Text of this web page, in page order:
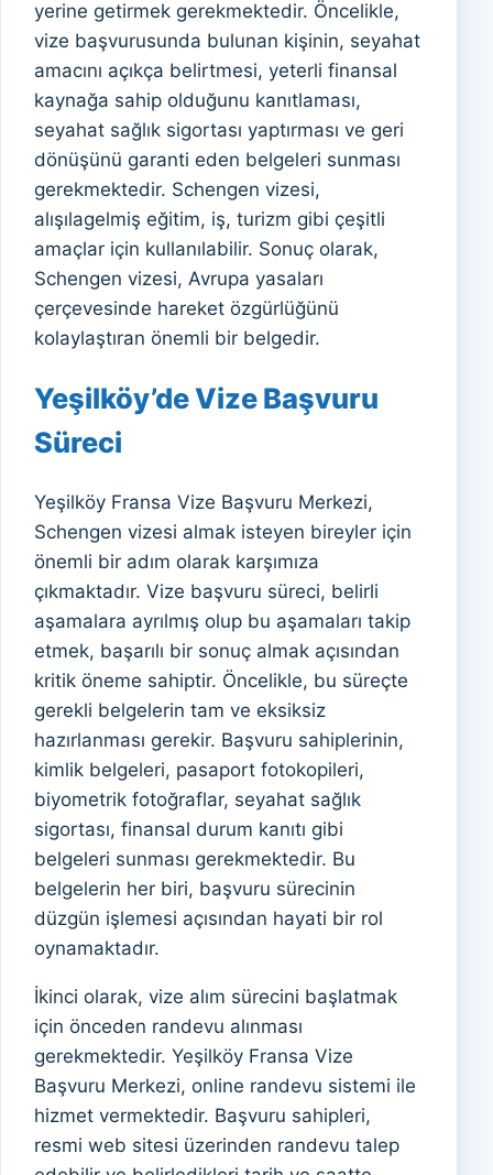
yerine getirmek gerekmektedir. Öncelikle,
vize başvurusunda bulunan kişinin, seyahat
amacını açıkça belirtmesi, yeterli finansal
kaynağa sahip olduğunu kanıtlaması,
seyahat sağlık sigortası yaptırması ve geri
dönüşünü garanti eden belgeleri sunması
gerekmektedir. Schengen vizesi,
alışılagelmiş eğitim, iş, turizm gibi çeşitli
amaçlar için kullanılabilir. Sonuç olarak,
Schengen vizesi, Avrupa yasaları
çerçevesinde hareket özgürlüğünü
kolaylaştıran önemli bir belgedir.
Yeşilköy’de Vize Başvuru
Süreci
Yeşilköy Fransa Vize Başvuru Merkezi,
Schengen vizesi almak isteyen bireyler için
önemli bir adım olarak karşımıza
çıkmaktadır. Vize başvuru süreci, belirli
aşamalara ayrılmış olup bu aşamaları takip
etmek, başarılı bir sonuç almak açısından
kritik öneme sahiptir. Öncelikle, bu süreçte
gerekli belgelerin tam ve eksiksiz
hazırlanması gerekir. Başvuru sahiplerinin,
kimlik belgeleri, pasaport fotokopileri,
biyometrik fotoğraflar, seyahat sağlık
sigortası, finansal durum kanıtı gibi
belgeleri sunması gerekmektedir. Bu
belgelerin her biri, başvuru sürecinin
düzgün işlemesi açısından hayati bir rol
oynamaktadır.
İkinci olarak, vize alım sürecini başlatmak
için önceden randevu alınması
gerekmektedir. Yeşilköy Fransa Vize
Başvuru Merkezi, online randevu sistemi ile
hizmet vermektedir. Başvuru sahipleri,
resmi web sitesi üzerinden randevu talep